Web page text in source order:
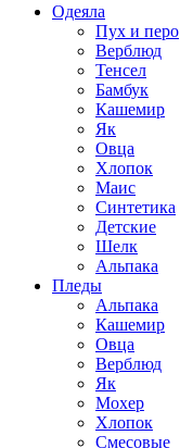
Одеяла
Пух и перо
Верблюд
Тенсел
Бамбук
Кашемир
Як
Овца
Хлопок
Маис
Синтетика
Детские
Шелк
Альпака
Пледы
Альпака
Кашемир
Овца
Верблюд
Як
Мохер
Хлопок
Смесовые